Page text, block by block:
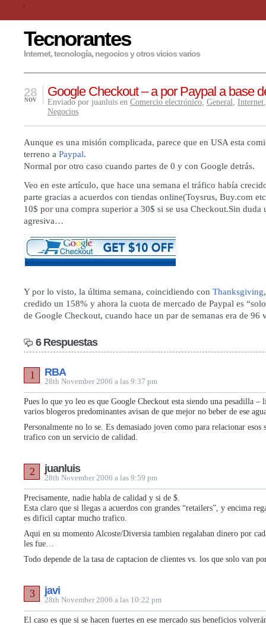
Tecnorantes
Internet, tecnología, negocios y otros vicios varios
Google Checkout – a por Paypal a base
28
NOV Enviado por juanluis en Comercio electrónico, General, Internet
Negocios
Aunque es una misión complicada, parece que en USA esta
terreno a Paypal.
Normal por otro caso cuando partes de 0 y con Google detrás.
Veo en este artículo, que hace una semana el tráfico había
parte gracias a acuerdos con tiendas online(Toysrus, Buy.com
10$ por una compra superior a 30$ si se usa Checkout.Sin duda
agresiva…
Y por lo visto, la última semana, coincidiendo con Thanksgiving
credido un 158% y ahora la cuota de mercado de Paypal es
de Google Checkout, cuando hace un par de semanas era de 96
6 Respuestas
RBA
28th November 2006 a las 9:37 pm
1
Pues lo que yo leo es que Google Checkout esta siendo una pesadilla –
varios blogeros predominantes avisan de que mejor no beber de ese
Personalmente no lo se. Es demasiado joven como para relacionar esos
trafico con un servicio de calidad.
juanluis
28th November 2006 a las 9:59 pm
2
Precisamente, nadie habla de calidad y si de $.
Esta claro que si llegas a acuerdos con grandes “retailers”, y encima
es dificil captar mucho trafico.
Aqui en su momento Alcoste/Diversia tambien regalaban dinero por
les fue…
Todo depende de la tasa de captacion de clientes vs. los que solo van
javi
28th November 2006 a las 10:22 pm
3
El caso es que si se hacen fuertes en ese mercado sus beneficios